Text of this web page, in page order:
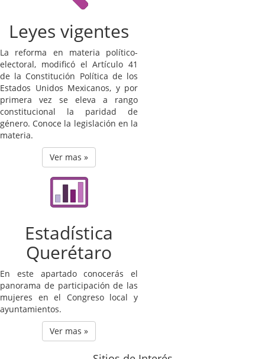
Leyes vigentes
La reforma en materia político-
electoral, modificó el Artículo 41
de la Constitución Política de los
Estados Unidos Mexicanos, y por
primera vez se eleva a rango
constitucional la paridad de
género. Conoce la legislación en la
materia.
Ver mas »
Estadística
Querétaro
En este apartado conocerás el
panorama de participación de las
mujeres en el Congreso local y
ayuntamientos.
Ver mas »